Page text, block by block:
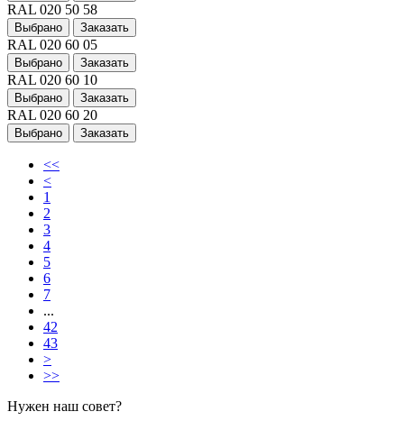
RAL 020 50 58
Выбрано Заказать
RAL 020 60 05
Выбрано Заказать
RAL 020 60 10
Выбрано Заказать
RAL 020 60 20
Выбрано Заказать
<<
<
1
2
3
4
5
6
7
...
42
43
>
>>
Нужен наш совет?